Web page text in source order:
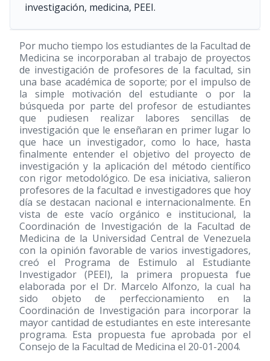
investigación, medicina, PEEI.
Por mucho tiempo los estudiantes de la Facultad de
Medicina se incorporaban al trabajo de proyectos
de investigación de profesores de la facultad, sin
una base académica de soporte; por el impulso de
la simple motivación del estudiante o por la
búsqueda por parte del profesor de estudiantes
que pudiesen realizar labores sencillas de
investigación que le enseñaran en primer lugar lo
que hace un investigador, como lo hace, hasta
finalmente entender el objetivo del proyecto de
investigación y la aplicación del método científico
con rigor metodológico. De esa iniciativa, salieron
profesores de la facultad e investigadores que hoy
día se destacan nacional e internacionalmente. En
vista de este vacío orgánico e institucional, la
Coordinación de Investigación de la Facultad de
Medicina de la Universidad Central de Venezuela
con la opinión favorable de varios investigadores,
creó el Programa de Estimulo al Estudiante
Investigador (PEEI), la primera propuesta fue
elaborada por el Dr. Marcelo Alfonzo, la cual ha
sido objeto de perfeccionamiento en la
Coordinación de Investigación para incorporar la
mayor cantidad de estudiantes en este interesante
programa. Esta propuesta fue aprobada por el
Consejo de la Facultad de Medicina el 20-01-2004.